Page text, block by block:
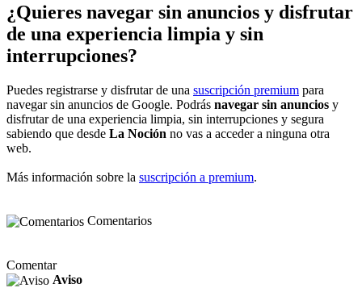
¿Quieres navegar sin anuncios y disfrutar
de una experiencia limpia y sin
interrupciones?
Puedes registrarse y disfrutar de una suscripción premium para
navegar sin anuncios de Google. Podrás navegar sin anuncios y
disfrutar de una experiencia limpia, sin interrupciones y segura
sabiendo que desde La Noción no vas a acceder a ninguna otra
web.
Más información sobre la suscripción a premium.
Comentarios
Comentar
Aviso